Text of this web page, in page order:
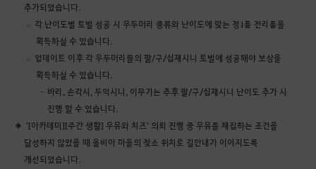
추가되었습니다.
각 난이도별 토벌 성공 시 우두머리 종류와 난이도에 맞는 정1품 전리품을
획득하실 수 있습니다.
업데이트 이후 각 우두머리들의 팔/구/십재시니 토벌에 성공해야 보상을
획득하실 수 있습니다.
바리, 손각시, 두억시니, 이무기는 추후 팔/구/십재시니 난이도 추가 시
진행 할 수 있습니다.
'[아카데미][주간 생활] 우유와 치즈' 의뢰 진행 중 우유를 채집하는 조건을
달성하지 않았을 때 올비아 마을의 젖소 위치로 길안내가 이어지도록
개선되었습니다.